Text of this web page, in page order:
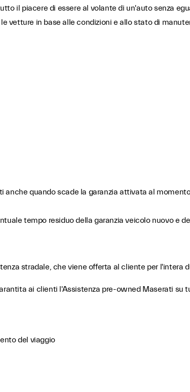
il piacere di essere al volante di un'auto senza
vetture in base alle condizioni e allo stato di
quando scade la garanzia attivata al
tempo residuo della garanzia veicolo nuovo e
stradale, che viene offerta al cliente per l'intera
ai clienti l'Assistenza pre-owned Maserati su
del viaggio